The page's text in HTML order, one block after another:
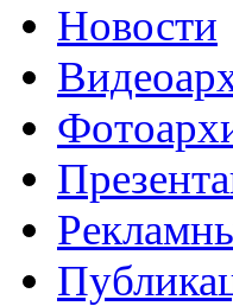
Новости